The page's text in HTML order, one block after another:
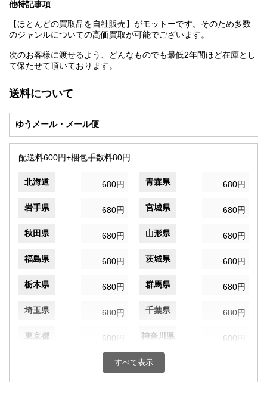
他特記事項
【ほとんどの買取品を自社販売】がモットーです。そのため多数
のジャンルについての高価買取が可能でございます。
次のお客様に渡せるよう、どんなものでも最低2年間ほど在庫とし
て保たせて頂いております。
送料について
ゆうメール・メール便
配送料600円+梱包手数料80円
北海道 680円 青森県 680円
岩手県 680円 宮城県 680円
秋田県 680円 山形県 680円
福島県 680円 茨城県 680円
栃木県 680円 群馬県 680円
埼玉県 680円 千葉県 680円
東京都 680円 神奈川県 680円
680円 富山県
すべて表示